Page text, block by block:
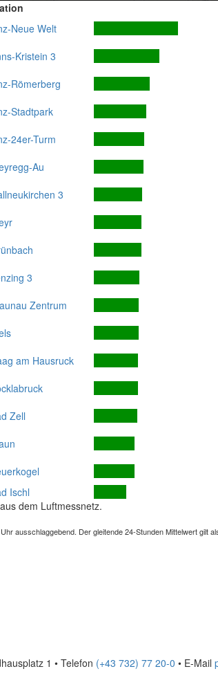
Neue Welt
Kristein 3
Römerberg
Stadtpark
24er-Turm
Au
3
3
Zentrum
am Hausruck
Zell
Ischl
dem Luftmessnetz.
ausschlaggebend. Der gleitende 24-Stunden Mittelwert gilt
1 • Telefon (+43 732) 77 20-0 • E-Mail